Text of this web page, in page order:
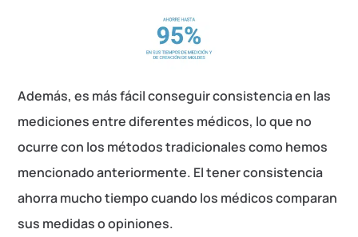
Además, es más fácil conseguir consistencia en las
mediciones entre diferentes médicos, lo que no
ocurre con los métodos tradicionales como hemos
mencionado anteriormente. El tener consistencia
ahorra mucho tiempo cuando los médicos comparan
sus medidas o opiniones.